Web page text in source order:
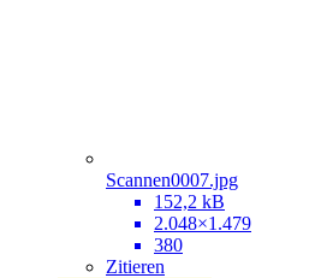
Scannen0007.jpg
152,2 kB
2.048×1.479
380
Zitieren